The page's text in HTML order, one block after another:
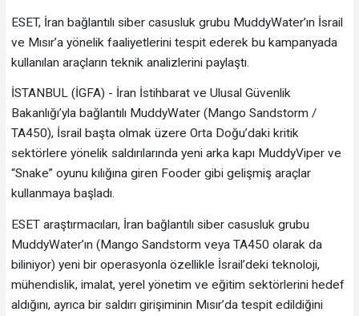
ESET, İran bağlantılı siber casusluk grubu MuddyWater’ın İsrail
ve Mısır’a yönelik faaliyetlerini tespit ederek bu kampanyada
kullanılan araçların teknik analizlerini paylaştı.
İSTANBUL (İGFA) - İran İstihbarat ve Ulusal Güvenlik
Bakanlığı’yla bağlantılı MuddyWater (Mango Sandstorm /
TA450), İsrail başta olmak üzere Orta Doğu’daki kritik
sektörlere yönelik saldırılarında yeni arka kapı MuddyViper ve
“Snake” oyunu kılığına giren Fooder gibi gelişmiş araçlar
kullanmaya başladı.
ESET araştırmacıları, İran bağlantılı siber casusluk grubu
MuddyWater’ın (Mango Sandstorm veya TA450 olarak da
biliniyor) yeni bir operasyonla özellikle İsrail’deki teknoloji,
mühendislik, imalat, yerel yönetim ve eğitim sektörlerini hedef
aldığını, ayrıca bir saldırı girişiminin Mısır’da tespit edildiğini